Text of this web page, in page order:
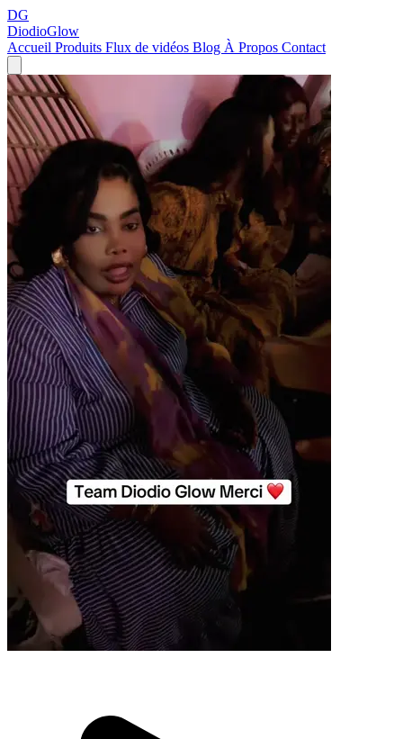
DG
DiodioGlow
Accueil Produits Flux de vidéos Blog À Propos Contact